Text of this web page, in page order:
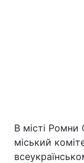
В місті Ромни
міський